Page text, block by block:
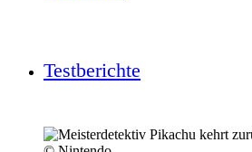
Testberichte